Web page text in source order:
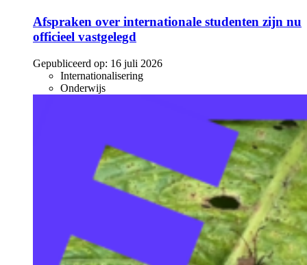
Afspraken over internationale studenten zijn nu
officieel vastgelegd
Gepubliceerd op: 16 juli 2026
Internationalisering
Onderwijs